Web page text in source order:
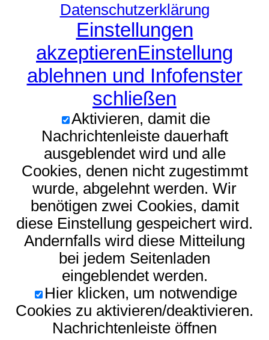
Datenschutzerklärung
Einstellungen
akzeptierenEinstellung
ablehnen und Infofenster
schließen
Aktivieren, damit die
Nachrichtenleiste dauerhaft
ausgeblendet wird und alle
Cookies, denen nicht zugestimmt
wurde, abgelehnt werden. Wir
benötigen zwei Cookies, damit
diese Einstellung gespeichert wird.
Andernfalls wird diese Mitteilung
bei jedem Seitenladen
eingeblendet werden.
Hier klicken, um notwendige
Cookies zu aktivieren/deaktivieren.
Nachrichtenleiste öffnen